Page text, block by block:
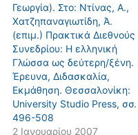
Γεωργία). Στο: Ντίνας, Α.,
Χατζηπαναγιωτίδη, Ά.
(επιμ.) Πρακτικά Διεθνούς
Συνεδρίου: Η ελληνική
Γλώσσα ως δεύτερη/ξένη.
Έρευνα, Διδασκαλία,
Εκμάθηση. Θεσσαλονίκη:
University Studio Press, σσ.
496-508
2 Ιανουαρίου 2007